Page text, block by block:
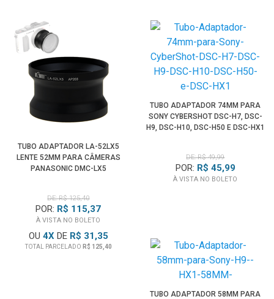
TUBO ADAPTADOR LA-52LX5
LENTE 52MM PARA CÂMERAS
PANASONIC DMC-LX5
DE: R$ 125,40
POR: R$ 115,37
À VISTA NO BOLETO
OU 4XDE R$ 31,35
TOTAL PARCELADO R$ 125,40
TUBO ADAPTADOR 74MM PARA
SONY CYBERSHOT DSC-H7, DSC-
H9, DSC-H10, DSC-H50 E DSC-HX1
DE: R$ 49,99
POR: R$ 45,99
À VISTA NO BOLETO
TUBO ADAPTADOR 58MM PARA